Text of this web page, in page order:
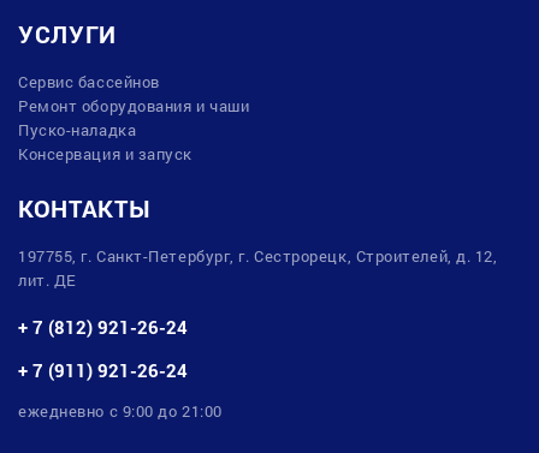
УСЛУГИ
Сервис бассейнов
Ремонт оборудования и чаши
Пуско-наладка
Консервация и запуск
КОНТАКТЫ
197755, г. Санкт-Петербург, г. Сестрорецк, Строителей, д. 12,
лит. ДЕ
+ 7 (812) 921-26-24
+ 7 (911) 921-26-24
ежедневно с 9:00 до 21:00